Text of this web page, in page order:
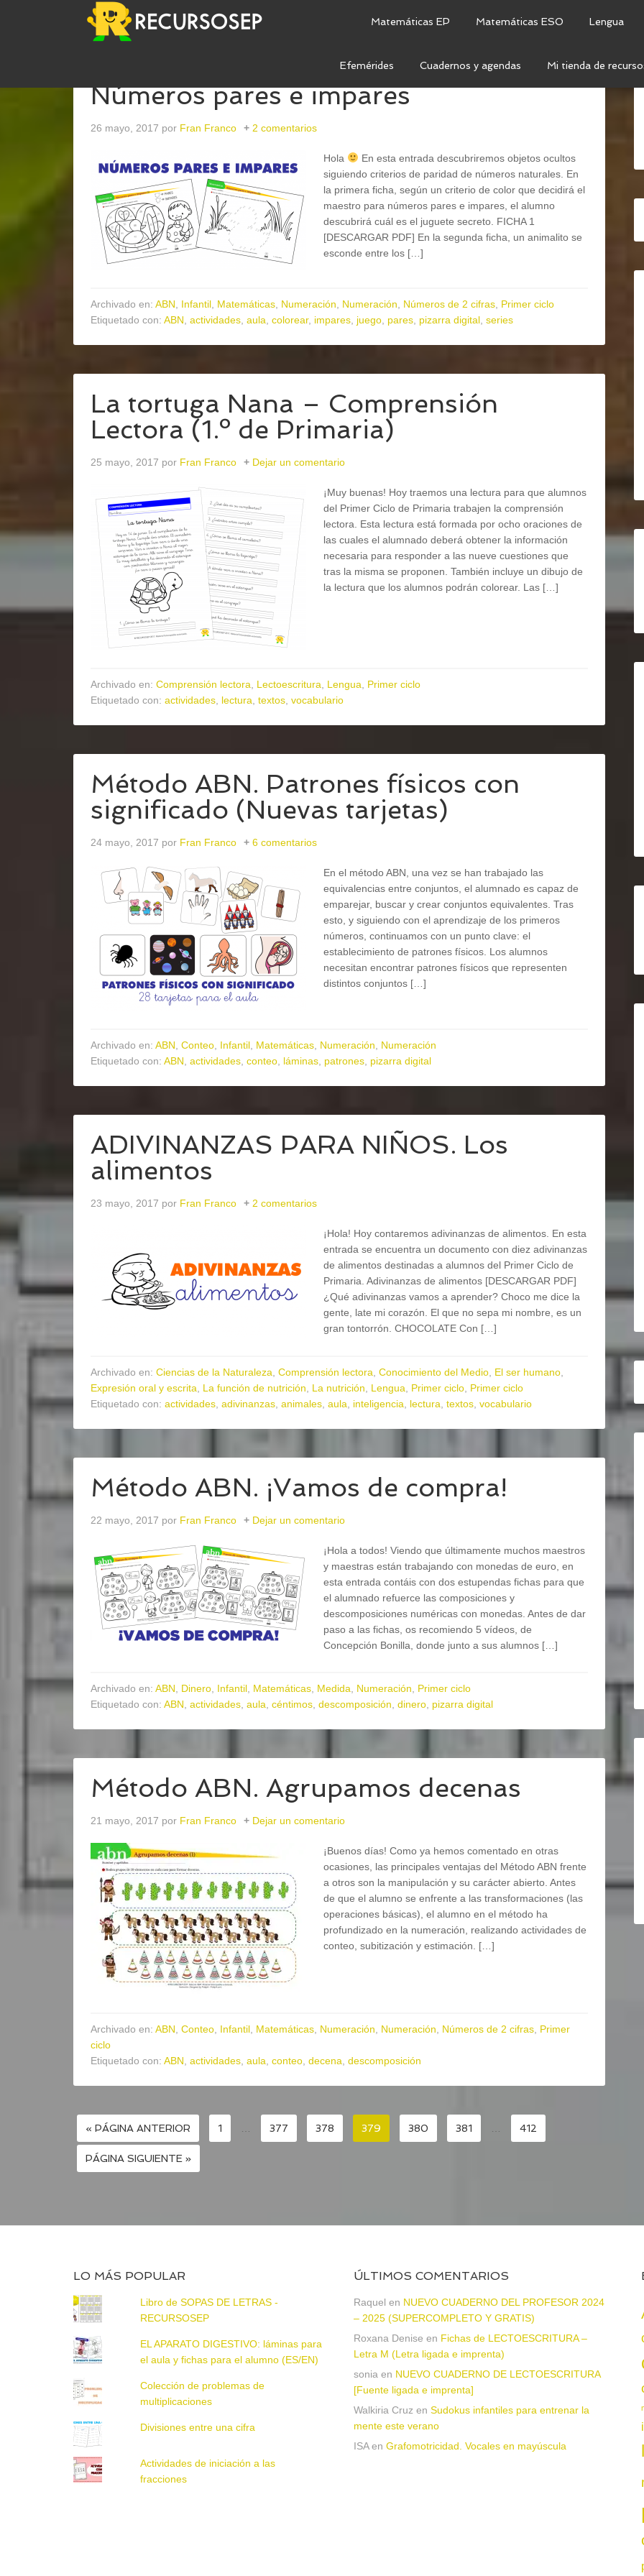
Matemáticas EP Matemáticas ESO Lengua
Efemérides Cuadernos y agendas Mi tienda de
Números pares e impares
26 mayo, 2017 por Fran Franco 2 comentarios
Hola
En esta entrada descubriremos objetos ocultos
siguiendo criterios de paridad de números naturales. En
la primera ficha, según un criterio de color que decidirá el
maestro para números pares e impares, el alumno
descubrirá cuál es el juguete secreto. FICHA 1
[DESCARGAR PDF] En la segunda ficha, un animalito se
esconde entre los […]
Archivado en: ABN Infantil Matemáticas Numeración Numeración Números de 2 cifras Primer ciclo
Etiquetado con: ABN actividades aula colorear, impares juego pares pizarra digital series
La tortuga Nana – Comprensión
Lectora (1.º de Primaria)
25 mayo, 2017 por Fran Franco Dejar un comentario
¡Muy buenas! Hoy traemos una lectura para que alumnos
del Primer Ciclo de Primaria trabajen la comprensión
lectora. Esta lectura está formada por ocho oraciones de
las cuales el alumnado deberá obtener la información
necesaria para responder a las nueve cuestiones que
tras la misma se proponen. También incluye un dibujo de
la lectura que los alumnos podrán colorear. Las […]
Archivado en: Comprensión lectora Lectoescritura Lengua
Primer ciclo
Etiquetado con: actividades lectura textos vocabulario
Método ABN. Patrones físicos con
significado (Nuevas tarjetas)
24 mayo, 2017 por Fran Franco 6 comentarios
En el método ABN, una vez se han trabajado las
equivalencias entre conjuntos, el alumnado es capaz de
emparejar, buscar y crear conjuntos equivalentes. Tras
esto, y siguiendo con el aprendizaje de los primeros
números, continuamos con un punto clave: el
establecimiento de patrones físicos. Los alumnos
necesitan encontrar patrones físicos que representen
distintos conjuntos […]
Archivado en: ABN Conteo Infantil Matemáticas Numeración
Numeración
Etiquetado con: ABN actividades conteo láminas patrones pizarra digital
ADIVINANZAS PARA NIÑOS. Los
alimentos
23 mayo, 2017 por Fran Franco 2 comentarios
¡Hola! Hoy contaremos adivinanzas de alimentos. En esta
entrada se encuentra un documento con diez adivinanzas
de alimentos destinadas a alumnos del Primer Ciclo de
Primaria. Adivinanzas de alimentos [DESCARGAR PDF]
¿Qué adivinanzas vamos a aprender? Choco me dice la
gente, late mi corazón. El que no sepa mi nombre, es un
gran tontorrón. CHOCOLATE Con […]
Archivado en: Ciencias de la Naturaleza Comprensión lectora Conocimiento del Medio El ser humano
Expresión oral y escrita
La función de nutrición La nutrición Lengua Primer ciclo Primer ciclo
Etiquetado con: actividades adivinanzas animales aula inteligencia lectura textos vocabulario
Método ABN. ¡Vamos de compra!
22 mayo, 2017 por Fran Franco Dejar un comentario
¡Hola a todos! Viendo que últimamente muchos maestros
y maestras están trabajando con monedas de euro, en
esta entrada contáis con dos estupendas fichas para que
el alumnado refuerce las composiciones y
descomposiciones numéricas con monedas. Antes de dar
paso a las fichas, os recomiendo 5 vídeos, de
Concepción Bonilla, donde junto a sus alumnos […]
Archivado en: ABN Dinero Infantil Matemáticas Medida Numeración
Primer ciclo
Etiquetado con: ABN actividades aula céntimos descomposición dinero pizarra digital
Método ABN. Agrupamos decenas
21 mayo, 2017 por Fran Franco Dejar un comentario
¡Buenos días! Como ya hemos comentado en otras
ocasiones, las principales ventajas del Método ABN frente
a otros son la manipulación y su carácter abierto. Antes
de que el alumno se enfrente a las transformaciones (las
operaciones básicas), el alumno en el método ha
profundizado en la numeración, realizando actividades de
conteo, subitización y estimación. […]
Archivado en: ABN Conteo Infantil Matemáticas Numeración Numeración Números de 2 cifras Primer
ciclo
Etiquetado con: ABN actividades aula conteo decena descomposición
« PÁGINA ANTERIOR 1 377 378 379 380 381 412
PÁGINA SIGUIENTE »
LO MÁS POPULAR
Libro de SOPAS DE LETRAS -
RECURSOSEP
EL APARATO DIGESTIVO: láminas para
el aula y fichas para el alumno (ES/EN)
Colección de problemas de
multiplicaciones
Divisiones entre una cifra
Actividades de iniciación a las
fracciones
ÚLTIMOS COMENTARIOS
Raquel en NUEVO CUADERNO DEL PROFESOR 2024
– 2025 (SUPERCOMPLETO Y GRATIS)
Roxana Denise en Fichas de LECTOESCRITURA –
Letra M (Letra ligada e imprenta)
sonia en NUEVO CUADERNO DE LECTOESCRITURA
[Fuente ligada e imprenta]
Walkiria Cruz en Sudokus infantiles para entrenar la
mente este verano
ISAen Grafomotricidad. Vocales en mayúscula